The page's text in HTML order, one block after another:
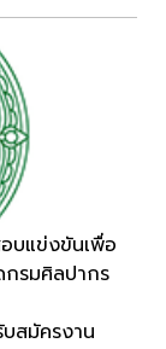
บแข่งขันเพื่อ
กรมศิลปากร
สมัครงาน